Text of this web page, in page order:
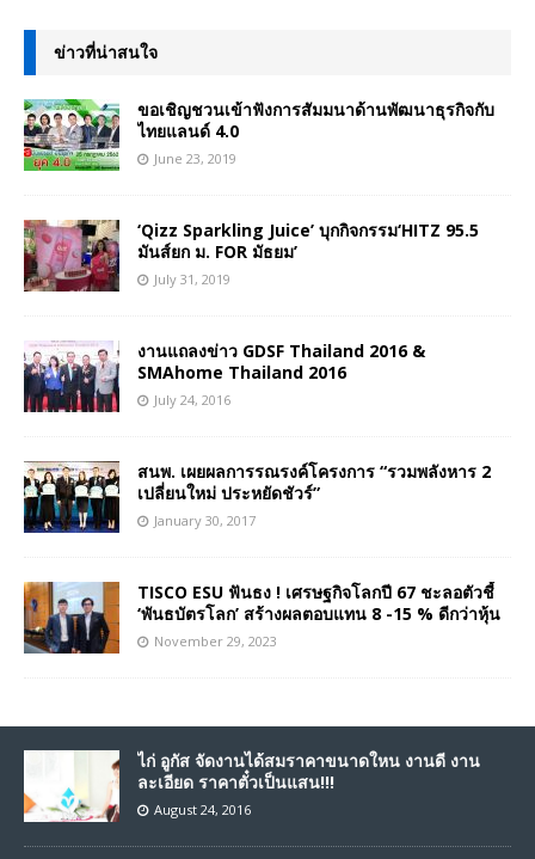
ข่าวที่น่าสนใจ
ขอเชิญชวนเข้าฟังการสัมมนาด้านพัฒนาธุรกิจกับ
ไทยแลนด์ 4.0
June 23, 2019
‘Qizz Sparkling Juice’ บุกกิจกรรม‘HITZ 95.5
มันส์ยก ม. FOR มัธยม’
July 31, 2019
งานแถลงข่าว GDSF Thailand 2016 &
SMAhome Thailand 2016
July 24, 2016
สนพ. เผยผลการรณรงค์โครงการ “รวมพลังหาร 2
เปลี่ยนใหม่ ประหยัดชัวร์”
January 30, 2017
TISCO ESU ฟันธง ! เศรษฐกิจโลกปี 67 ชะลอตัวชี้
‘พันธบัตรโลก’ สร้างผลตอบแทน 8 -15 % ดีกว่าหุ้น
November 29, 2023
ไก่ อูกัส จัดงานได้สมราคาขนาดใหน งานดี งาน
ละเอียด ราคาตั๋วเป็นแสน!!!
August 24, 2016